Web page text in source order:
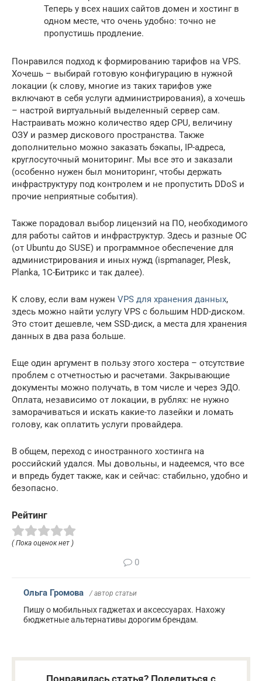
Теперь у всех наших сайтов домен и хостинг в
одном месте, что очень удобно: точно не
пропустишь продление.
Понравился подход к формированию тарифов на VPS.
Хочешь – выбирай готовую конфигурацию в нужной
локации (к слову, многие из таких тарифов уже
включают в себя услуги администрирования), а хочешь
– настрой виртуальный выделенный сервер сам.
Настраивать можно количество ядер CPU, величину
ОЗУ и размер дискового пространства. Также
дополнительно можно заказать бэкапы, IP-адреса,
круглосуточный мониторинг. Мы все это и заказали
(особенно нужен был мониторинг, чтобы держать
инфраструктуру под контролем и не пропустить DDoS и
прочие неприятные события).
Также порадовал выбор лицензий на ПО, необходимого
для работы сайтов и инфраструктур. Здесь и разные ОС
(от Ubuntu до SUSE) и программное обеспечение для
администрирования и иных нужд (ispmanager, Plesk,
Planka, 1С-Битрикс и так далее).
К слову, если вам нужен VPS для хранения данных,
здесь можно найти услугу VPS с большим HDD-диском.
Это стоит дешевле, чем SSD-диск, а места для хранения
данных в два раза больше.
Еще один аргумент в пользу этого хостера – отсутствие
проблем с отчетностью и расчетами. Закрывающие
документы можно получать, в том числе и через ЭДО.
Оплата, независимо от локации, в рублях: не нужно
заморачиваться и искать какие-то лазейки и ломать
голову, как оплатить услуги провайдера.
В общем, переход с иностранного хостинга на
российский удался. Мы довольны, и надеемся, что все
и впредь будет также, как и сейчас: стабильно, удобно и
безопасно.
Рейтинг
( Пока оценок нет )
0
Ольга Громова / автор статьи
Пишу о мобильных гаджетах и аксессуарах. Нахожу
бюджетные альтернативы дорогим брендам.
Понравилась статья? Поделиться с